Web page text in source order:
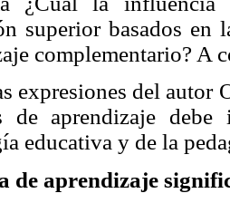
superior basados en
complementario? A
expresiones del autor
de aprendizaje
educativa y de la
de aprendizaje